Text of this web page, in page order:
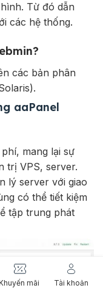
Từ đó dẫn
các hệ thống.
các bản phân
aaPanel
mang lại sự
trị VPS, server.
lý server với giao
có thể tiết kiệm
tập trung phát
mãi Tài khoản